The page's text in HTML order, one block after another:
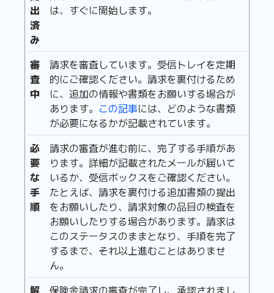
出
済
み
は、すぐに開始します。
審
査
中
請求を審査しています。受信トレイを定期
的にご確認ください。請求を裏付けるため
に、追加の情報や書類をお願いする場合が
あります。 この記事には、どのような書類
が必要になるかが記載されています。
必
要
な
手
順
請求の審査が進む前に、完了する手順があ
ります。詳細が記載されたメールが届いて
いるか、受信ボックスをご確認ください。
たとえば、請求を裏付ける追加書類の提出
をお願いしたり、請求対象の品目の検査を
お願いしたりする場合があります。請求は
このステータスのままとなり、手順を完了
するまで、それ以上進むことはありませ
ん。
解
保険金請求の審査が完了し、承認されまし